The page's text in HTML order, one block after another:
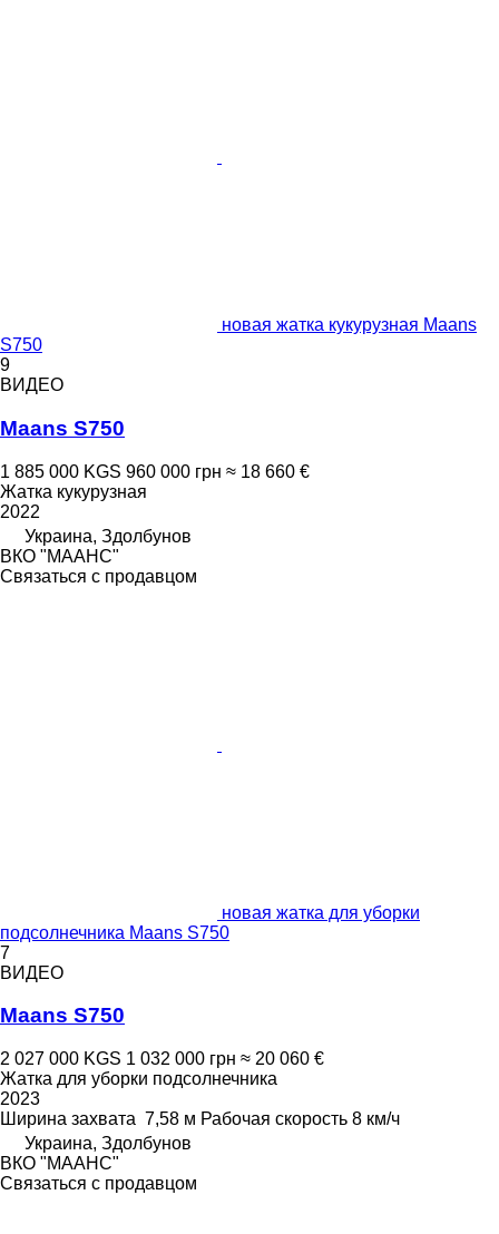
новая жатка кукурузная Maans
S750
9
ВИДЕО
Maans S750
1 885 000 KGS 960 000 грн ≈ 18 660 €
Жатка кукурузная
2022
Украина, Здолбунов
ВКО "МААНС"
Связаться с продавцом
новая жатка для уборки
подсолнечника Maans S750
7
ВИДЕО
Maans S750
2 027 000 KGS 1 032 000 грн ≈ 20 060 €
Жатка для уборки подсолнечника
2023
Ширина захвата 7,58 м Рабочая скорость 8 км/ч
Украина, Здолбунов
ВКО "МААНС"
Связаться с продавцом